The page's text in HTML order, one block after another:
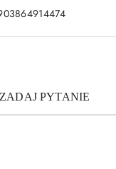
ZADAJ PYTANIE